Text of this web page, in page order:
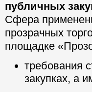
публичных
Сфера
прозрачных
площадке
требования
закупках, а